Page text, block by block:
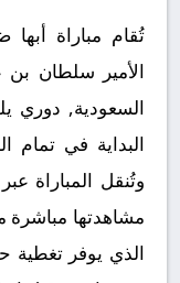
تُقام مباراة
الأمير سلطان بن
وتُنقل المباراة
مشاهدتها
الذي يوفر تغطية